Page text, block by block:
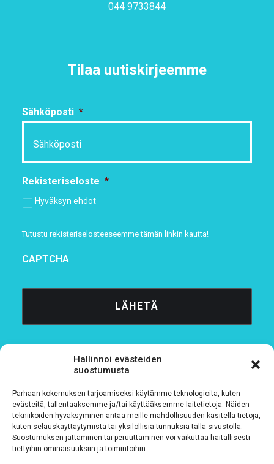
Hallinnoi evästeiden
suostumusta
Parhaan kokemuksen tarjoamiseksi käytämme teknologioita, kuten
evästeitä, tallentaaksemme ja/tai käyttääksemme laitetietoja. Näiden
tekniikoiden hyväksyminen antaa meille mahdollisuuden käsitellä tietoja,
kuten selauskäyttäytymistä tai yksilöllisiä tunnuksia tällä sivustolla.
Suostumuksen jättäminen tai peruuttaminen voi vaikuttaa haitallisesti
tiettyihin ominaisuuksiin ja toimintoihin.
044 9733844
Tilaa uutiskirjeemme
Sähköposti *
Rekisteriseloste *
Hyväksyn ehdot
Tutustu rekisteriselosteeseemmetämän linkin kautta!
CAPTCHA
Tietosuojaseloste
Verkkolaskutustiedot